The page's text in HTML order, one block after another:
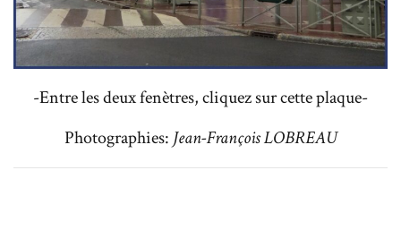
-Entre les deux fenètres, cliquez sur cette plaque-
Photographies: Jean-François LOBREAU